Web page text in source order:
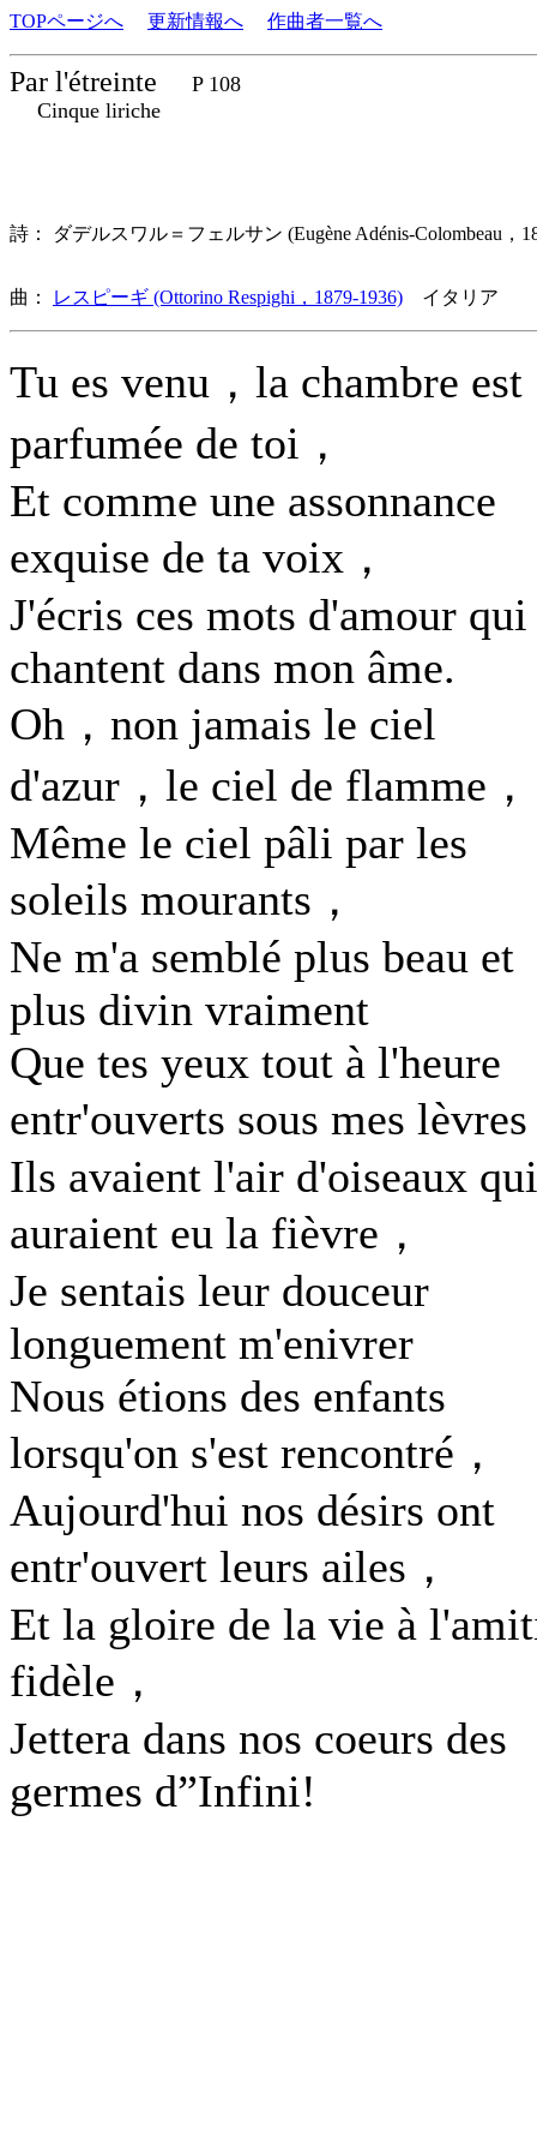
TOPページへ 更新情報へ 作曲者一覧へ
Par l'étreinte
P 108
Cinque liriche
詩： ダデルスワル＝フェルサン (Eugène Adénis-Colombeau
曲： レスピーギ (Ottorino Respighi，1879-1936) イタリア 歌
Tu es venu，la chambre est
parfumée de toi，
Et comme une assonnance
exquise de ta voix，
J'écris ces mots d'amour qui
chantent dans mon âme.
Oh，non jamais le ciel
d'azur，le ciel de flamme，
Même le ciel pâli par les
soleils mourants，
Ne m'a semblé plus beau et
plus divin vraiment
Que tes yeux tout à l'heure
entr'ouverts sous mes
Ils avaient l'air d'oiseaux qui
auraient eu la fièvre，
Je sentais leur douceur
longuement m'enivrer
Nous étions des enfants
lorsqu'on s'est rencontré，
Aujourd'hui nos désirs ont
entr'ouvert leurs ailes，
Et la gloire de la vie à
fidèle，
Jettera dans nos coeurs des
germes d”Infini!